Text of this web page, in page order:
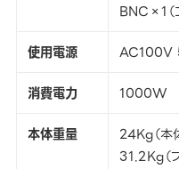
BNC×1（
使用電源
消費電力
1000W
本体重量
24Kg（本
31.2Kg（